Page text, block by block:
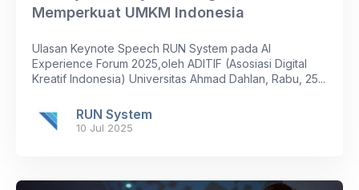
Memperkuat UMKM Indonesia
Ulasan Keynote Speech RUN System pada AI
Experience Forum 2025,oleh ADITIF (Asosiasi Digital
Kreatif Indonesia) Universitas Ahmad Dahlan, Rabu, 25...
RUN System
10 Jul 2025